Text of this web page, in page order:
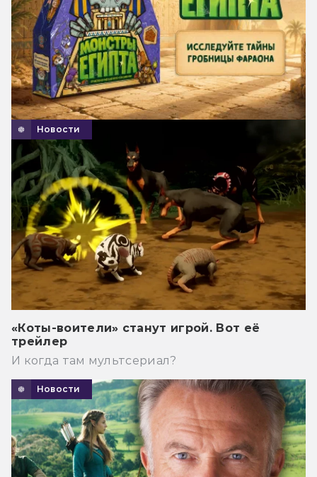
Новости
«Коты-воители» станут игрой. Вот её
трейлер
И когда там мультсериал?
Новости